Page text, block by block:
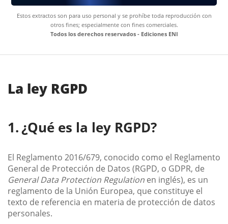
Estos extractos son para uso personal y se prohíbe toda reproducción con
otros fines; especialmente con fines comerciales.
Todos los derechos reservados - Ediciones ENI
La ley RGPD
¿Qué es la ley RGPD?
El Reglamento 2016/679, conocido como el Reglamento
General de Protección de Datos (RGPD, o GDPR, de
General Data Protection Regulation en inglés), es un
reglamento de la Unión Europea, que constituye el
texto de referencia en materia de protección de datos
personales.